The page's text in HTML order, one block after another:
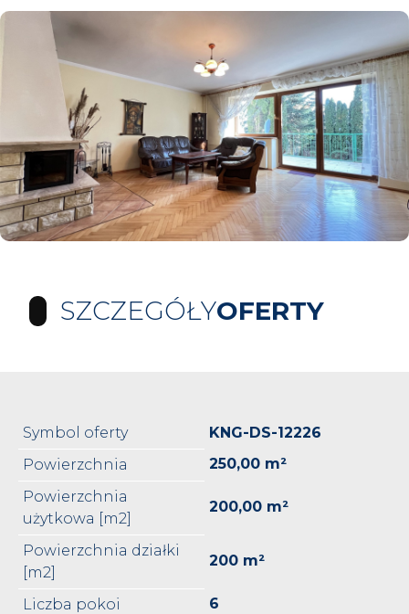
SZCZEGÓŁYOFERTY
Symbol oferty
KNG-DS-12226
Powierzchnia
250,00 m²
Powierzchnia
użytkowa [m2]
200,00 m²
Powierzchnia działki
[m2]
200 m²
Liczba pokoi
6